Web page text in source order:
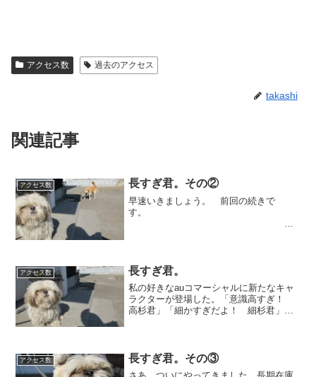
アクセス数 過去のアクセス
takashi
関連記事
アクセス数 長すぎ君。その②
早速いきましょう。 前回の続きで
す。
...
アクセス数 長すぎ君。
私の好きなauコマーシャルに新たなキャ
ラクターが登場した。「意識高すぎ！
高杉君」「細かすぎだよ！ 細杉君」
し分なく出ているauコマー...
アクセス数 長すぎ君。その③